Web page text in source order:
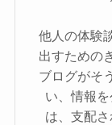
他人の体験
出すための
ブログがそ
い、情報
は、支配